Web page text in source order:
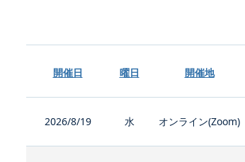
開催日 曜日 開催地
2026/8/19 水 オンライン(Zoom)